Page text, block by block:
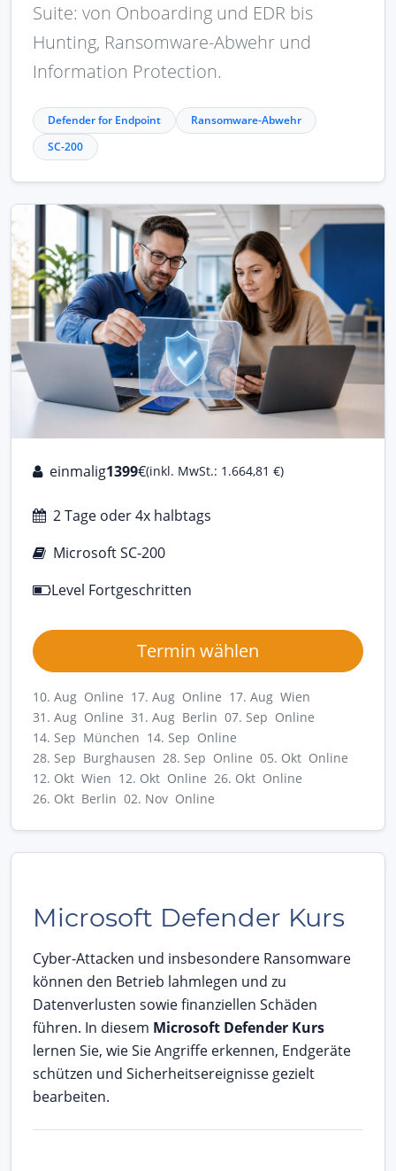
Suite: von Onboarding und EDR bis
Hunting, Ransomware-Abwehr und
Information Protection.
Defender for Endpoint
Ransomware-Abwehr
SC-200
einmalig1399€(inkl. MwSt.: 1.664,81 €)
2 Tage oder 4x halbtags
Microsoft SC-200
Level Fortgeschritten
Termin wählen
10. Aug Online 17. Aug Online 17. Aug Wien
31. Aug Online 31. Aug Berlin 07. Sep Online
14. Sep München 14. Sep Online
28. Sep Burghausen 28. Sep Online 05. Okt Online
12. Okt Wien 12. Okt Online 26. Okt Online
26. Okt Berlin 02. Nov Online
Microsoft Defender Kurs
Cyber-Attacken und insbesondere Ransomware
können den Betrieb lahmlegen und zu
Datenverlusten sowie finanziellen Schäden
führen. In diesem Microsoft Defender Kurs
lernen Sie, wie Sie Angriffe erkennen, Endgeräte
schützen und Sicherheitsereignisse gezielt
bearbeiten.